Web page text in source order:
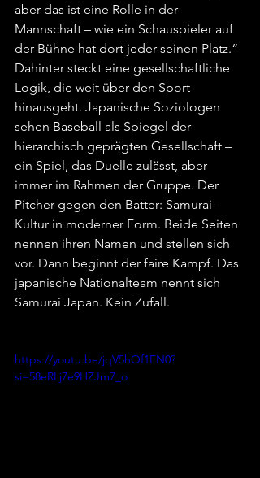
aber das ist eine Rolle in der
Mannschaft – wie ein Schauspieler auf
der Bühne hat dort jeder seinen Platz.“
Dahinter steckt eine gesellschaftliche
Logik, die weit über den Sport
hinausgeht. Japanische Soziologen
sehen Baseball als Spiegel der
hierarchisch geprägten Gesellschaft –
ein Spiel, das Duelle zulässt, aber
immer im Rahmen der Gruppe. Der
Pitcher gegen den Batter: Samurai-
Kultur in moderner Form. Beide Seiten
nennen ihren Namen und stellen sich
vor. Dann beginnt der faire Kampf. Das
japanische Nationalteam nennt sich
Samurai Japan. Kein Zufall.
https://youtu.be/jqV5hOf1EN0?
si=58eRLj7e9HZJm7_o